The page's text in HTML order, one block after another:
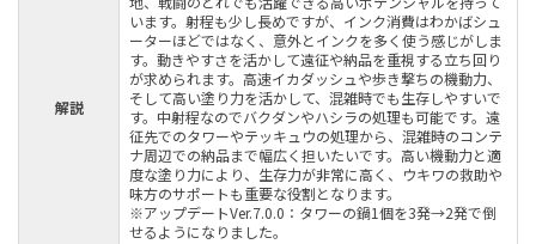
解説
います。射程も少し長めですが、インク消費はわかばシュ
ーターほどではなく、意外とインクを多く使う感じがしま
す。動きやすさを活かして遠征や納品を重視する立ち回り
が求められます。高速イカダッシュや歩き撃ちの機動力、
そして高い塗り力を活かして、混雑時でも生存しやすいで
す。中射程なのでバクダンやハシラの処理も可能です。遠
征先でのタワーやテッキュウの処理から、混雑時のコンテ
ナ周辺での納品まで幅広く担いたいです。高い機動力と適
度な塗り力により、生存力が非常に高く、ウキワの救助や
味方のサポートも重要な役割となります。
※アップデートVer.7.0.0：タワーの鍋1個を3発→2発で倒
せるようになりました。